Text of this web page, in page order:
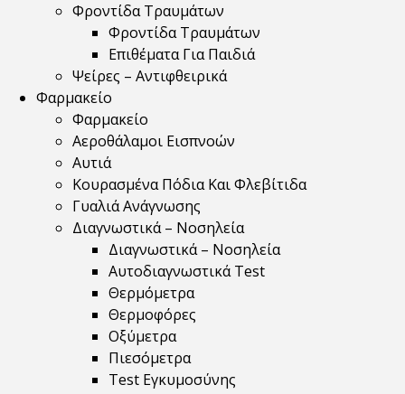
Φροντίδα Τραυμάτων
Φροντίδα Τραυμάτων
Επιθέματα Για Παιδιά
Ψείρες – Αντιφθειρικά
Φαρμακείο
Φαρμακείο
Αεροθάλαμοι Εισπνοών
Αυτιά
Κουρασμένα Πόδια Και Φλεβίτιδα
Γυαλιά Ανάγνωσης
Διαγνωστικά – Νοσηλεία
Διαγνωστικά – Νοσηλεία
Αυτοδιαγνωστικά Test
Θερμόμετρα
Θερμοφόρες
Οξύμετρα
Πιεσόμετρα
Test Εγκυμοσύνης